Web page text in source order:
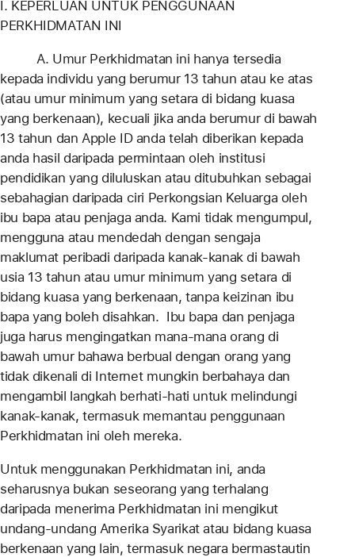
I. KEPERLUAN UNTUK PENGGUNAAN
PERKHIDMATAN INI
A. Umur Perkhidmatan ini hanya tersedia
kepada individu yang berumur 13 tahun atau ke atas
(atau umur minimum yang setara di bidang kuasa
yang berkenaan), kecuali jika anda berumur di bawah
13 tahun dan Apple ID anda telah diberikan kepada
anda hasil daripada permintaan oleh institusi
pendidikan yang diluluskan atau ditubuhkan sebagai
sebahagian daripada ciri Perkongsian Keluarga oleh
ibu bapa atau penjaga anda. Kami tidak mengumpul,
mengguna atau mendedah dengan sengaja
maklumat peribadi daripada kanak-kanak di bawah
usia 13 tahun atau umur minimum yang setara di
bidang kuasa yang berkenaan, tanpa keizinan ibu
bapa yang boleh disahkan. Ibu bapa dan penjaga
juga harus mengingatkan mana-mana orang di
bawah umur bahawa berbual dengan orang yang
tidak dikenali di Internet mungkin berbahaya dan
mengambil langkah berhati-hati untuk melindungi
kanak-kanak, termasuk memantau penggunaan
Perkhidmatan ini oleh mereka.
Untuk menggunakan Perkhidmatan ini, anda
seharusnya bukan seseorang yang terhalang
daripada menerima Perkhidmatan ini mengikut
undang-undang Amerika Syarikat atau bidang kuasa
berkenaan yang lain, termasuk negara bermastautin